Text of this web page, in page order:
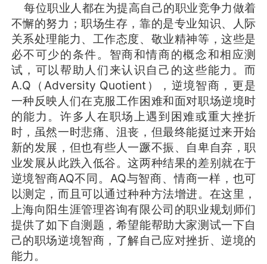
每位职业人都在为提高自己的职业竞争力做着
不懈的努力；职场生存，靠的是专业知识、人际
关系处理能力、工作态度、敬业精神等，这些是
必不可少的条件。智商和情商的概念和相应测
试，可以帮助人们来认识自己的这些能力。而
A.Q（Adversity Quotient），逆境智商，更是
一种反映人们在克服工作困难和面对职场逆境时
的能力。许多人在职场上遇到困难或重大挫折
时，虽然一时悲痛、沮丧，但最终能挺过来开始
新的发展，但也有些人一蹶不振、自卑自弃，职
业发展从此跌入低谷。这两种结果的差别就在于
逆境智商AQ不同。AQ与智商、情商一样，也可
以测定，而且可以通过种种方法增进。在这里，
上海向阳生涯管理咨询有限公司的职业规划师们
提供了如下自测题，希望能帮助大家测试一下自
己的职场逆境智商，了解自己应对挫折、逆境的
能力。